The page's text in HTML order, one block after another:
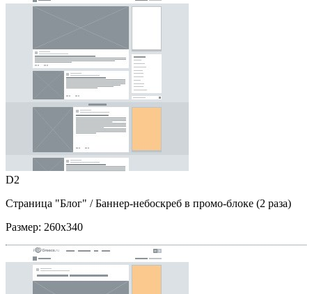
D2
Страница "Блог" / Баннер-небоскреб в промо-блоке (2 раза)
Размер: 260x340